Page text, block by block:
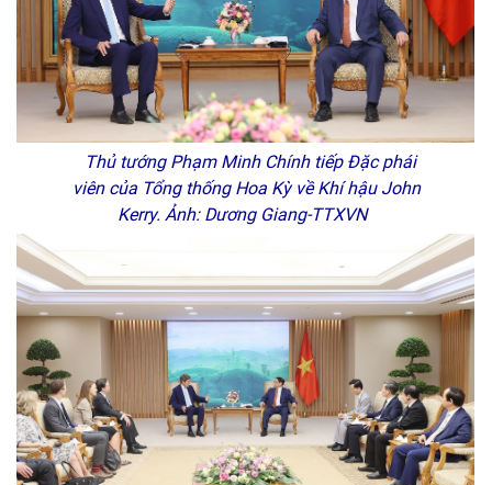
Thủ tướng Phạm Minh Chính tiếp Đặc phái
viên của Tổng thống Hoa Kỳ về Khí hậu John
Kerry. Ảnh: Dương Giang-TTXVN